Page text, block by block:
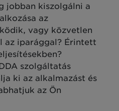
jobban kiszolgálni a
az
vagy közvetlen
az iparággal? Érintett
szolgáltatás
ki az alkalmazást és
az Ön